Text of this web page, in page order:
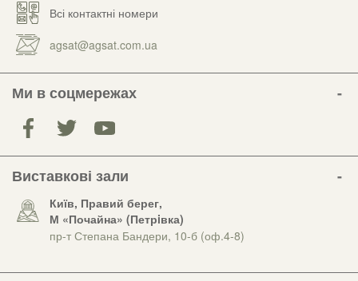
Всі контактні номери
agsat@agsat.com.ua
Ми в соцмережах
Виставкові зали
Київ, Правий берег,
М «Почайна» (Петрiвка)
пр-т Степана Бандери, 10-б (оф.4-8)